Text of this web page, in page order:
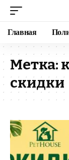
Главная
Метка:
скидки